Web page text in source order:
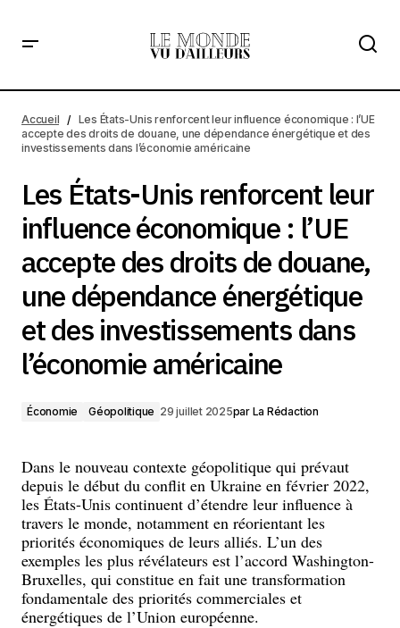
accepte des droits de douane, une dépendance
énergétique et des investissements dans l’économie
américaine
Accueil
Les États-Unis renforcent leur influence économique : l’UE
accepte des droits de douane, une dépendance énergétique et des
investissements dans l’économie américaine
Les États-Unis renforcent leur
influence économique : l’UE
accepte des droits de douane,
une dépendance énergétique
et des investissements dans
l’économie américaine
Économie Géopolitique 29 juillet 2025par La Rédaction
Dans le nouveau contexte géopolitique qui prévaut
depuis le début du conflit en Ukraine en février 2022,
les États-Unis continuent d’étendre leur influence à
travers le monde, notamment en réorientant les
priorités économiques de leurs alliés. L’un des
exemples les plus révélateurs est l’accord Washington-
Bruxelles, qui constitue en fait une transformation
fondamentale des priorités commerciales et
énergétiques de l’Union européenne.